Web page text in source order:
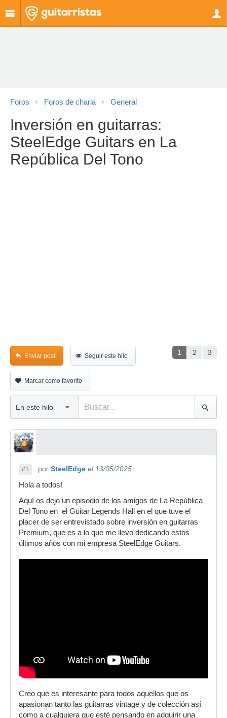
Foros Foros de charla General
Inversión en guitarras:
SteelEdge Guitars en La
República Del Tono
1 2 3
Enviar post Seguir este hilo
Marcar como favorito
#1 por SteelEdge el 13/05/2025
Hola a todos!
Aquí os dejo un episodio de los amigos de La República
Del Tono en el Guitar Legends Hall en el que tuve el
placer de ser entrevistado sobre inversión en guitarras
Premium, que es a lo que me llevo dedicando estos
últimos años con mi empresa SteelEdge Guitars.
Creo que es interesante para todos aquellos que os
apasionan tanto las guitarras vintage y de colección así
como a cualquiera que esté pensando en adquirir una